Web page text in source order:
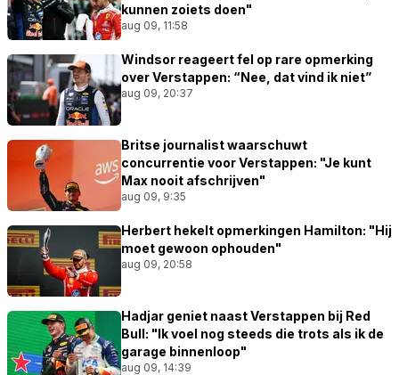
kunnen zoiets doen"
aug 09, 11:58
Windsor reageert fel op rare opmerking
over Verstappen: “Nee, dat vind ik niet”
aug 09, 20:37
Britse journalist waarschuwt
concurrentie voor Verstappen: "Je kunt
Max nooit afschrijven"
aug 09, 9:35
Herbert hekelt opmerkingen Hamilton: "Hij
moet gewoon ophouden"
aug 09, 20:58
Hadjar geniet naast Verstappen bij Red
Bull: "Ik voel nog steeds die trots als ik de
garage binnenloop"
aug 09, 14:39